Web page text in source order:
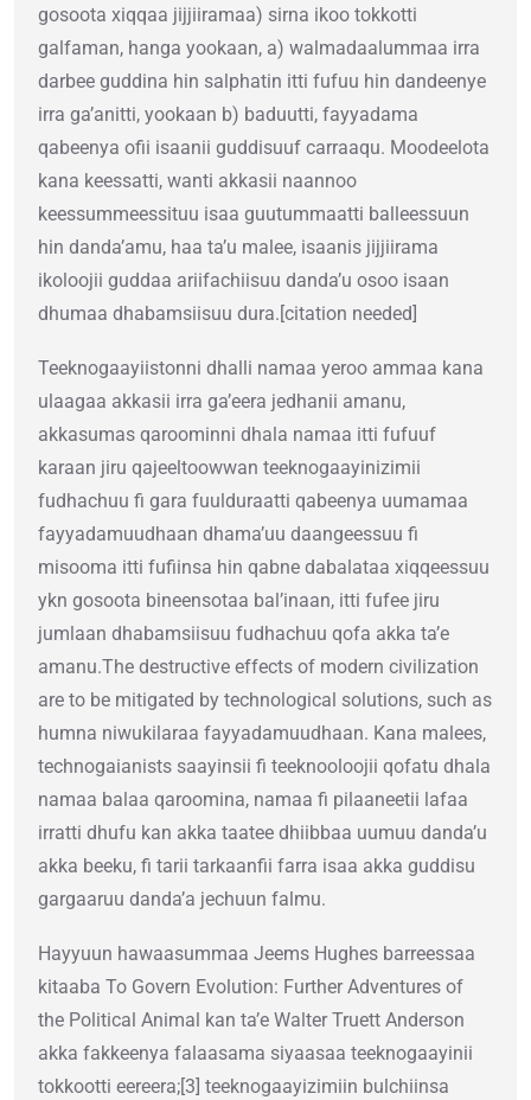
gosoota xiqqaa jijjiiramaa) sirna ikoo tokkotti
galfaman, hanga yookaan, a) walmadaalummaa irra
darbee guddina hin salphatin itti fufuu hin dandeenye
irra ga’anitti, yookaan b) baduutti, fayyadama
qabeenya ofii isaanii guddisuuf carraaqu. Moodeelota
kana keessatti, wanti akkasii naannoo
keessummeessituu isaa guutummaatti balleessuun
hin danda’amu, haa ta’u malee, isaanis jijjiirama
ikoloojii guddaa ariifachiisuu danda’u osoo isaan
dhumaa dhabamsiisuu dura.[citation needed]
Teeknogaayiistonni dhalli namaa yeroo ammaa kana
ulaagaa akkasii irra ga’eera jedhanii amanu,
akkasumas qaroominni dhala namaa itti fufuuf
karaan jiru qajeeltoowwan teeknogaayinizimii
fudhachuu fi gara fuulduraatti qabeenya uumamaa
fayyadamuudhaan dhama’uu daangeessuu fi
misooma itti fufiinsa hin qabne dabalataa xiqqeessuu
ykn gosoota bineensotaa bal’inaan, itti fufee jiru
jumlaan dhabamsiisuu fudhachuu qofa akka ta’e
amanu.The destructive effects of modern civilization
are to be mitigated by technological solutions, such as
humna niwukilaraa fayyadamuudhaan. Kana malees,
technogaianists saayinsii fi teeknooloojii qofatu dhala
namaa balaa qaroomina, namaa fi pilaaneetii lafaa
irratti dhufu kan akka taatee dhiibbaa uumuu danda’u
akka beeku, fi tarii tarkaanfii farra isaa akka guddisu
gargaaruu danda’a jechuun falmu.
Hayyuun hawaasummaa Jeems Hughes barreessaa
kitaaba To Govern Evolution: Further Adventures of
the Political Animal kan ta’e Walter Truett Anderson
akka fakkeenya falaasama siyaasaa teeknogaayinii
tokkootti eereera;[3] teeknogaayizimiin bulchiinsa